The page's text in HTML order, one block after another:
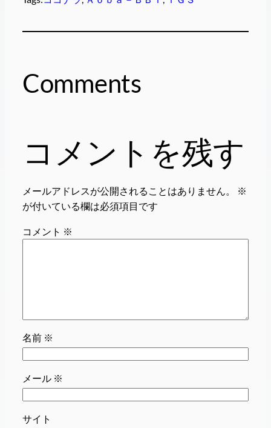
Comments
コメントを残す
メールアドレスが公開されることはありません。
※
が付いている欄は必須項目です
コメント ※
名前 ※
メール ※
サイト